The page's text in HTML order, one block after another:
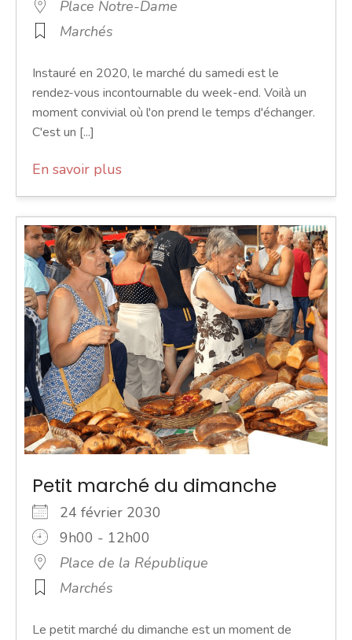
Place Notre-Dame
Marchés
Instauré en 2020, le marché du samedi est le
rendez-vous incontournable du week-end. Voilà un
moment convivial où l'on prend le temps d'échanger.
C'est un [...]
En savoir plus
Petit marché du dimanche
24 février 2030
9h00 - 12h00
Place de la République
Marchés
Le petit marché du dimanche est un moment de